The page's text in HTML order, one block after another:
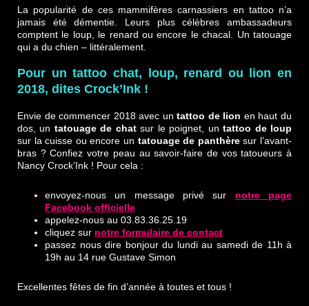
La popularité de ces mammifères carnassiers en tattoo n’a
jamais été démentie. Leurs plus célèbres ambassadeurs
comptent le loup, le renard ou encore le chacal. Un tatouage
qui a du chien – littéralement.
Pour un tattoo chat, loup, renard ou lion en
2018, dites Crock’Ink !
Envie de commencer 2018 avec untattoo de lion en haut du
dos, un tatouage de chatsur le poignet, untattoo de loup
sur la cuisse ou encore un tatouage de panthèresur l’avant-
bras ? Confiez votre peau au savoir-faire de vos tatoueurs à
Nancy Crock’Ink ! Pour cela :
envoyez-nous un message privé sur notre page
Facebook officielle
appelez-nous au 03.83.36.25.19
cliquez sur notre formulaire de contact
passez nous dire bonjour du lundi au samedi de 11h à
19h au 14 rue Gustave Simon
Excellentes fêtes de fin d’année à toutes et tous !